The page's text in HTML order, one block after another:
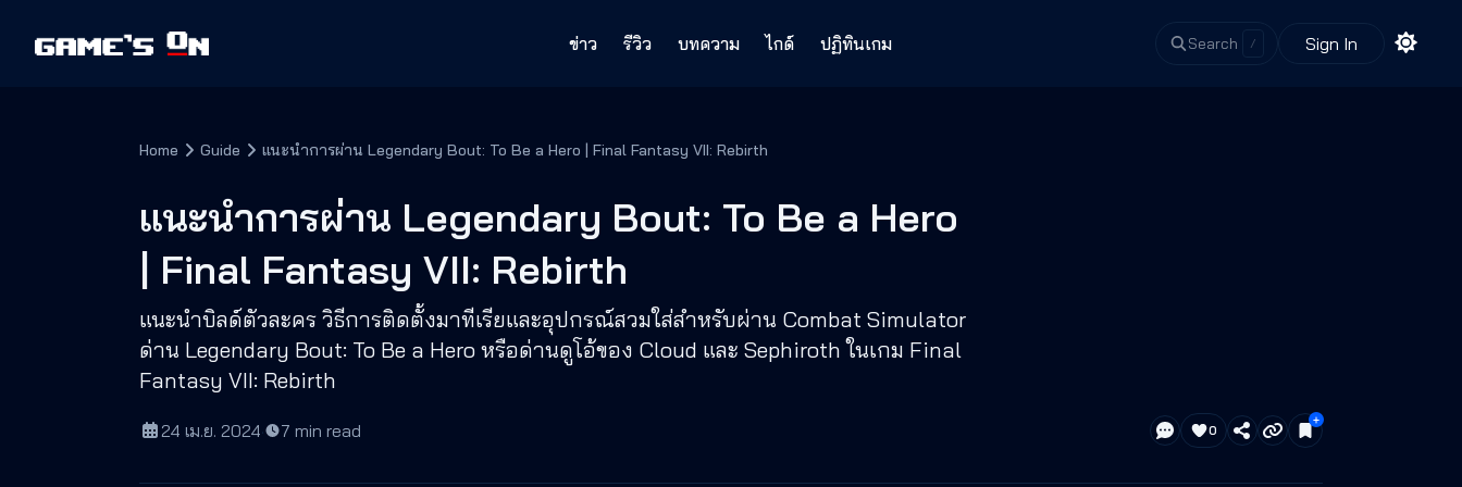
ข่าว รีวิว บทความ ไกด์ ปฏิทินเกม Search / Sign In
Home Guide แนะนำการผ่าน Legendary Bout: To Be a Hero | Final Fantasy VII: Rebirth
แนะนำการผ่าน Legendary Bout: To Be a Hero
| Final Fantasy VII: Rebirth
แนะนำบิลด์ตัวละคร วิธีการติดตั้งมาทีเรียและอุปกรณ์สวมใส่สำหรับผ่าน Combat Simulator
ด่าน Legendary Bout: To Be a Hero หรือด่านดูโอ้ของ Cloud และ Sephiroth ในเกม Final
Fantasy VII: Rebirth
24 เม.ย. 2024· 7 min read 0